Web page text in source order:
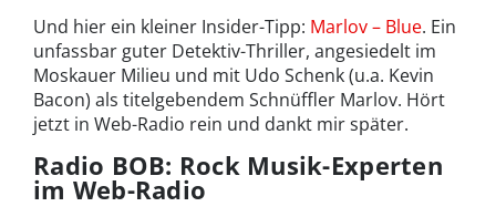
Und hier ein kleiner Insider-Tipp: Marlov – Blue. Ein
unfassbar guter Detektiv-Thriller, angesiedelt im
Moskauer Milieu und mit Udo Schenk (u.a. Kevin
Bacon) als titelgebendem Schnüffler Marlov. Hört
jetzt in Web-Radio rein und dankt mir später.
Radio BOB: Rock Musik-Experten
im Web-Radio